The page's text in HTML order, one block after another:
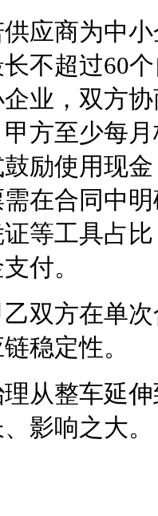
应商为中
不超过60
业，双方
方至少每
励使用现
在合同中
等工具占
付。
双方在单
稳定性。
从整车延
影响之大。